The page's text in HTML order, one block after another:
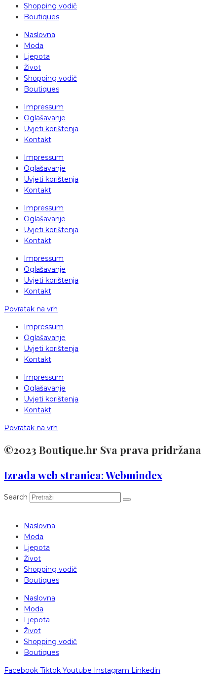
Shopping vodič
Boutiques
Naslovna
Moda
Ljepota
Život
Shopping vodič
Boutiques
Impressum
Oglašavanje
Uvjeti korištenja
Kontakt
Impressum
Oglašavanje
Uvjeti korištenja
Kontakt
Impressum
Oglašavanje
Uvjeti korištenja
Kontakt
Impressum
Oglašavanje
Uvjeti korištenja
Kontakt
Povratak na vrh
Impressum
Oglašavanje
Uvjeti korištenja
Kontakt
Impressum
Oglašavanje
Uvjeti korištenja
Kontakt
Povratak na vrh
©2023 Boutique.hr Sva prava pridržana
Izrada web stranica: Webmindex
Search
Naslovna
Moda
Ljepota
Život
Shopping vodič
Boutiques
Naslovna
Moda
Ljepota
Život
Shopping vodič
Boutiques
Facebook Tiktok Youtube Instagram Linkedin